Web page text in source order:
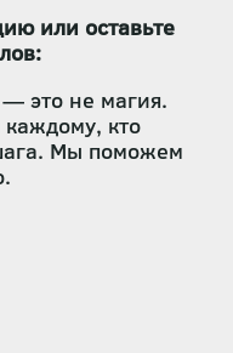
или оставьте
это не магия.
каждому, кто
Мы поможем